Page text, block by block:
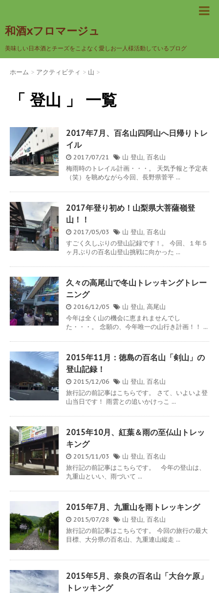
和酒xフロマージュ
美味しい日本酒とチーズをこよなく愛しお一人様活動しているブログ
ホーム > アクティビティ > 山 >
「 登山 」 一覧
2017年7月、百名山四阿山へ日帰りトレ
イル
2017/07/21 山 登山, 百名山
梅雨時のトレイル計画・・・。 天気予報と予定表
（笑）を眺めながら今回、長野県菅平 ...
2017年登り初め！山梨県大菩薩嶺登
山！！
2017/05/03 山 登山, 百名山
すごく久しぶりの登山記録です！。 今回、１年５
ヶ月ぶりの百名山登山挑戦に向かった ...
久々の高尾山で冬山トレッキングトレー
ニング
2016/12/05 山 登山, 高尾山
今年は全く山の機会に恵まれませんでし
た・・・。 念願の、今年唯一の山行き計画！！ ...
2015年11月：徳島の百名山「剣山」の
登山記録！
2015/12/06 山 登山, 百名山
旅行記の前記事はこちらです。 さて、いよいよ登
山当日です！ 雨雲との追いかけっこ ...
2015年10月、紅葉＆雨の至仏山トレッ
キング
2015/11/03 山 登山, 百名山
旅行記の前記事はこちらです。 今年の登山は、
九重山といい、雨づいて ...
2015年7月、九重山を雨トレッキング
2015/07/28 山 登山, 百名山
旅行記の前記事はこちらです。 今回の旅行の最大
目標、大分県の百名山、九重連山縦走 ...
2015年5月、奈良の百名山「大台ケ原」
トレッキング